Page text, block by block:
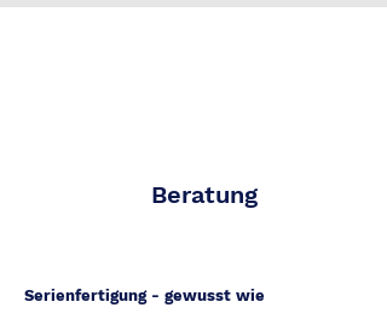
Beratung
Serienfertigung - gewusst wie